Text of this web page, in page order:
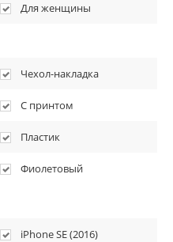
Для женщины
Чехол-накладка
С принтом
Пластик
Фиолетовый
iPhone SE (2016)